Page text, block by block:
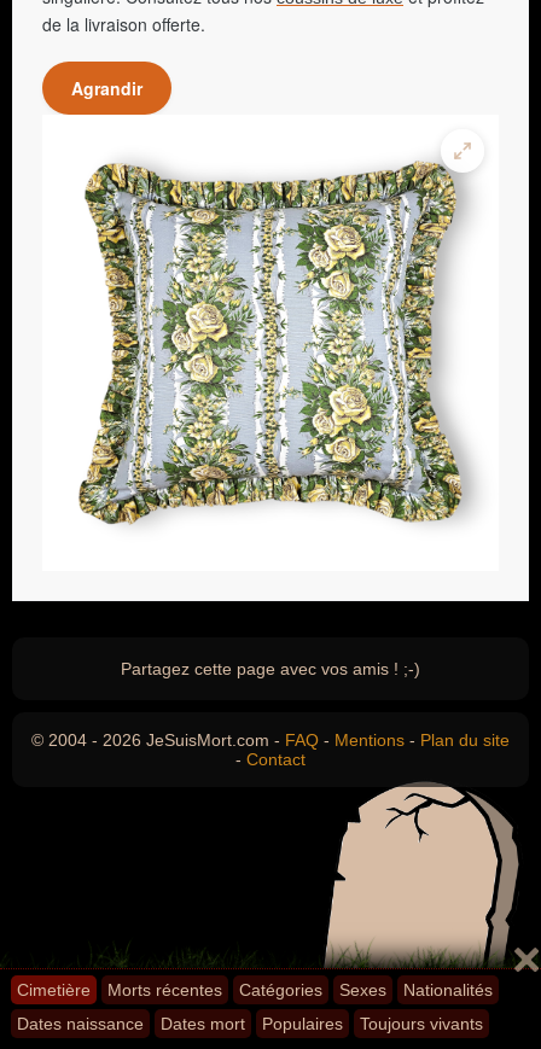
Cimetière Morts récentes Catégories Sexes
Nationalités
Dates naissance
Dates mort Populaires Toujours vivants
de la livraison offerte.
Agrandir
Partagez cette page avec vos amis ! ;-)
© 2004 - 2026 JeSuisMort.com - FAQ - Mentions - Plan du site
- Contact